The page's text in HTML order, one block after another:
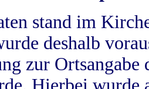
stand im
deshalb
zur